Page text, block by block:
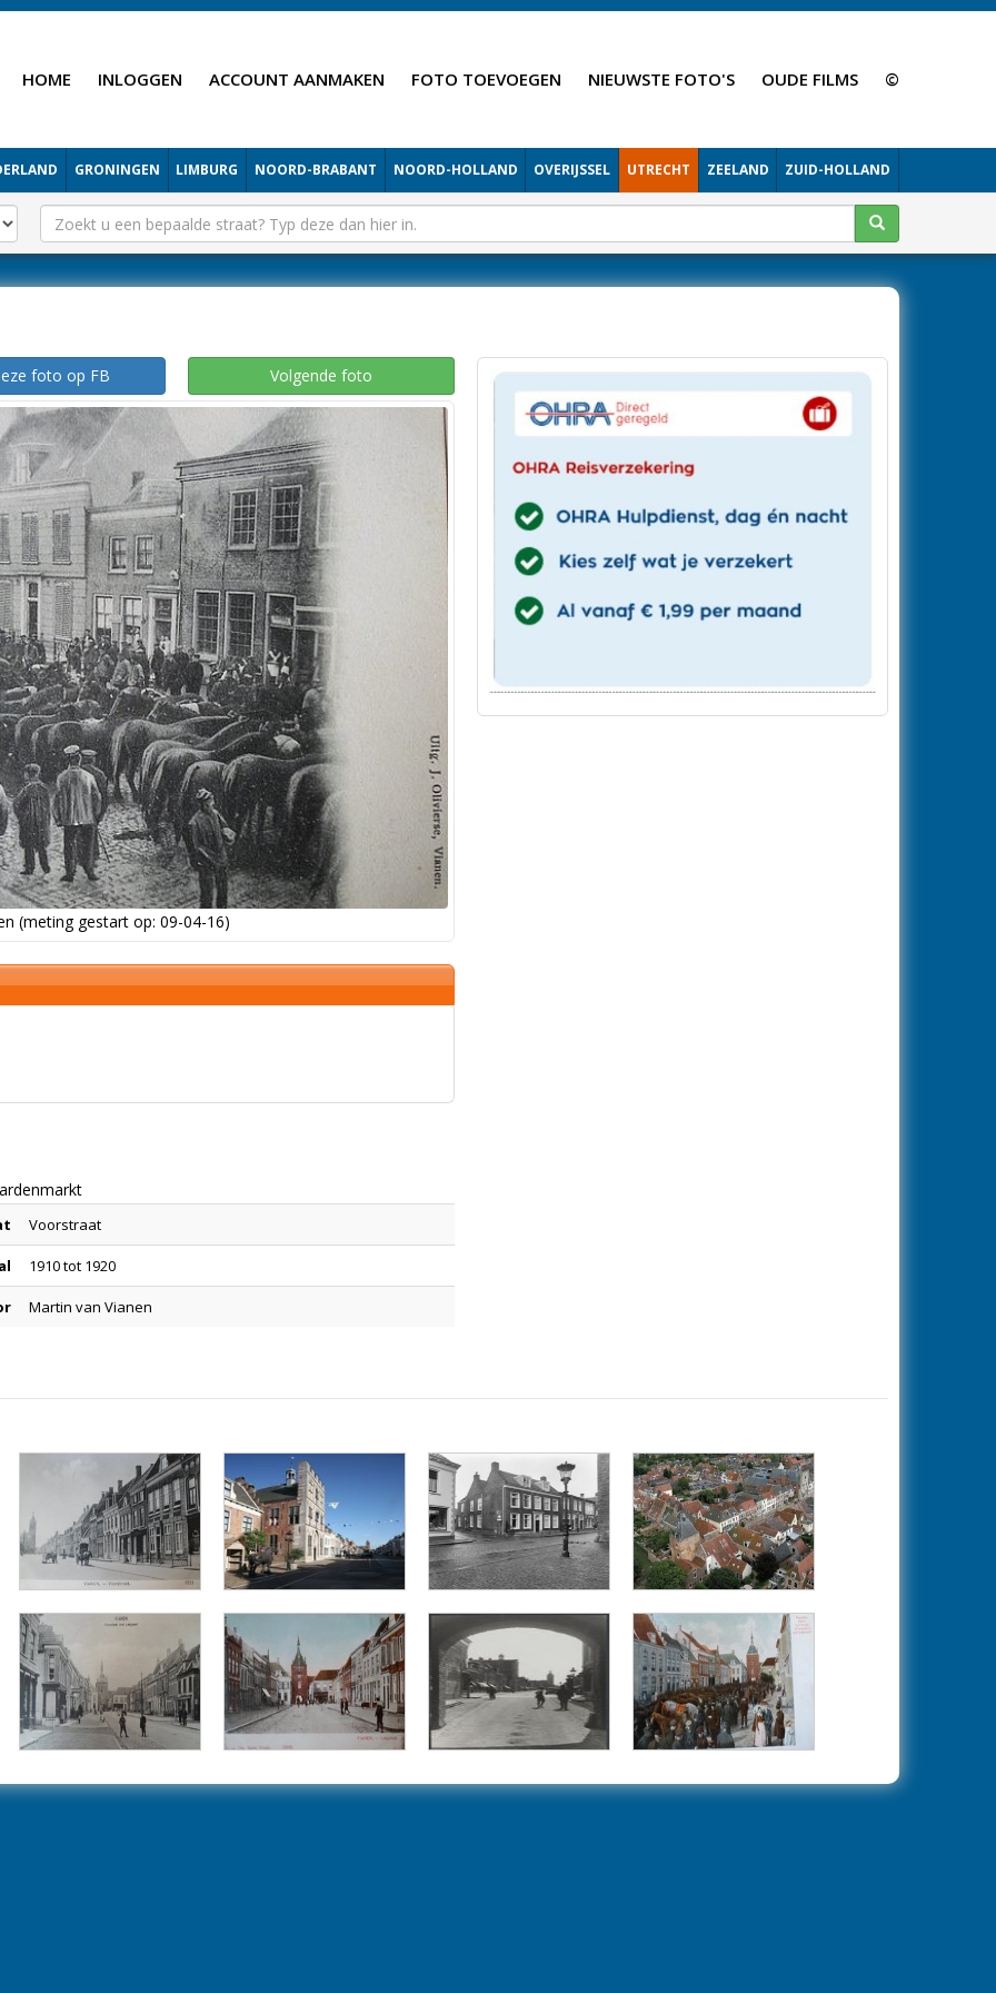
HOME INLOGGEN ACCOUNT AANMAKEN FOTO TOEVOEGEN NIEUWSTE FOTO'S OUDE FILMS ©
GRONINGEN LIMBURG NOORD-BRABANT NOORD-HOLLAND OVERIJSSEL UTRECHT ZEELAND ZUID-HOLLAND
foto op FB Volgende foto
(meting gestart op: 09-04-16)
Voorstraat
1910 tot 1920
Martin van Vianen